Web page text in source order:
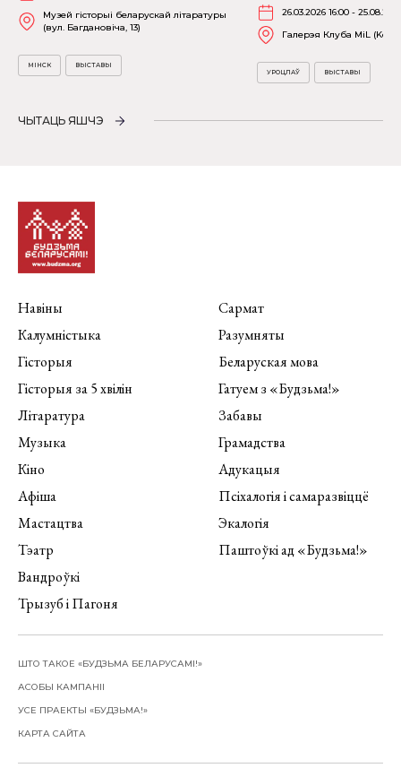
Музей гісторыі беларускай літаратуры
(вул. Багдановіча, 13)
МІНСК ВЫСТАВЫ
26.03.2026 16:00 -
Галерэя Клуба MiL
УРОЦЛАЎ ВЫСТАВЫ
ЧЫТАЦЬ ЯШЧЭ
Навіны
Калумністыка
Гісторыя
Гісторыя за 5 хвілін
Літаратура
Музыка
Кіно
Афіша
Мастацтва
Тэатр
Вандроўкі
Трызуб і Пагоня
Сармат
Разумняты
Беларуская мова
Гатуем з «Будзьма!»
Забавы
Грамадства
Адукацыя
Псіхалогія і самаразвіццё
Экалогія
Паштоўкі ад «Будзьма!»
ШТО ТАКОЕ «БУДЗЬМА БЕЛАРУСАМІ!»
АСОБЫ КАМПАНІІ
УСЕ ПРАЕКТЫ «БУДЗЬМА!»
КАРТА САЙТА